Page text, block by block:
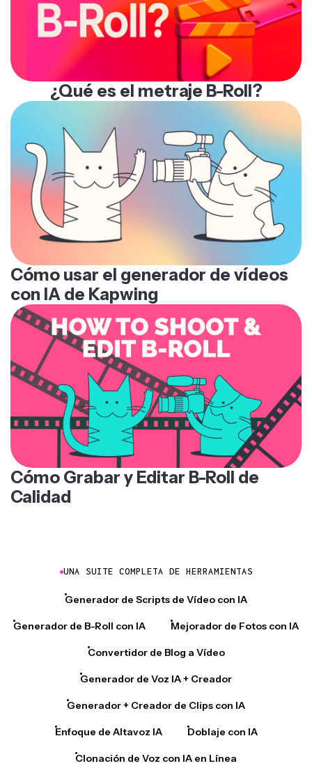
¿Qué es el metraje B-Roll?
Cómo usar el generador de vídeos
con IA de Kapwing
Cómo Grabar y Editar B-Roll de
Calidad
UNA SUITE COMPLETA DE HERRAMIENTAS
Generador de Scripts de Vídeo con IA
Generador de B-Roll con IA Mejorador de Fotos con IA
Convertidor de Blog a Vídeo
Generador de Voz IA + Creador
Generador + Creador de Clips con IA
Enfoque de Altavoz IA Doblaje con IA
Clonación de Voz con IA en Línea